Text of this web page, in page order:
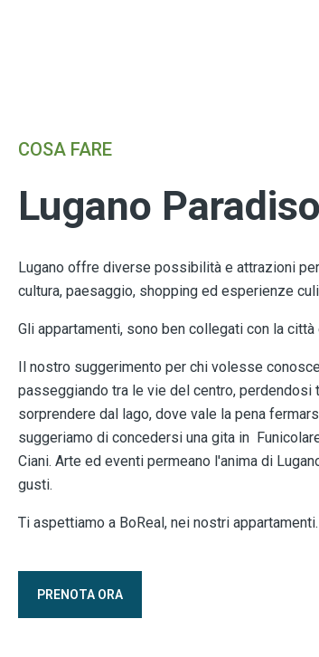
COSA FARE
Lugano
Lugano offre diverse possibilità e attrazioni
cultura, paesaggio, shopping ed esperienze
Gli appartamenti, sono ben collegati con la
Il nostro suggerimento per chi volesse
passeggiando tra le vie del centro,
sorprendere dal lago, dove vale la pena
suggeriamo di concedersi una gita in
Ciani. Arte ed eventi permeano l'anima di
gusti.
Ti aspettiamo a BoReal, nei nostri appartamenti.
PRENOTA ORA